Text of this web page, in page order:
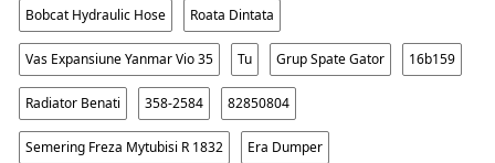
Bobcat Hydraulic Hose Roata Dintata
Vas Expansiune Yanmar Vio 35 Tu Grup Spate Gator 16b159
Radiator Benati 358-2584 82850804
Semering Freza Mytubisi R 1832 Era Dumper